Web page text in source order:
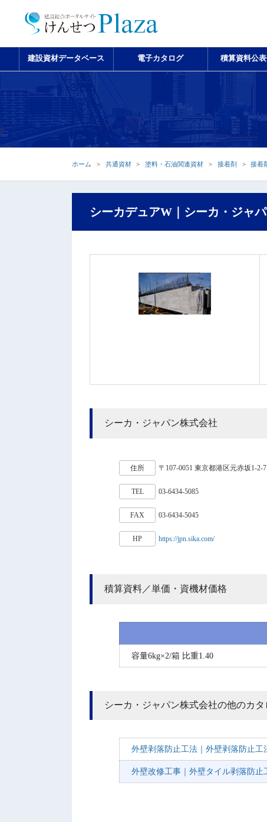
建設資材データベース 電子カタログ 積算資料公
ホーム 共通資材 塗料・石油関連資材 接着剤 接着
シーカデュアW｜シーカ・ジャ
シーカ・ジャパン株式会社
住所 〒107-0051 東京都港区元赤坂1-2-
TEL 03-6434-5085
FAX 03-6434-5045
HP https://jpn.sika.com/
積算資料／単価・資機材価格
容量6kg×2/箱 比重1.40
シーカ・ジャパン株式会社の他のカタ
外壁剥落防止工法｜外壁剥落防止
外壁改修工事｜外壁タイル剥落防止